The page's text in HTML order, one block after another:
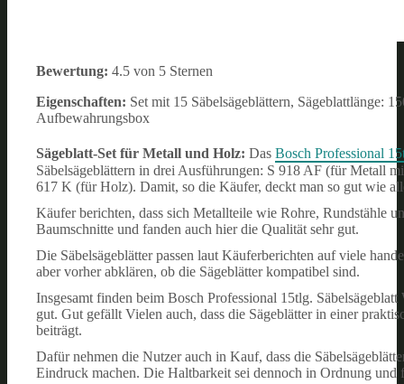
Bewertung: 4.5 von 5 Sternen
Eigenschaften: Set mit 15 Säbelsägeblättern, Sägeblattlänge:
Aufbewahrungsbox
Sägeblatt-Set für Metall und Holz: Das Bosch Professional
Säbelsägeblättern in drei Ausführungen: S 918 AF (für Metall
617 K (für Holz). Damit, so die Käufer, deckt man so gut wie
Käufer berichten, dass sich Metallteile wie Rohre, Rundstähle
Baumschnitte und fanden auch hier die Qualität sehr gut.
Die Säbelsägeblätter passen laut Käuferberichten auf viele
aber vorher abklären, ob die Sägeblätter kompatibel sind.
Insgesamt finden beim Bosch Professional 15tlg.
gut. Gut gefällt Vielen auch, dass die Sägeblätter in einer
beiträgt.
Dafür nehmen die Nutzer auch in Kauf, dass die
Eindruck machen. Die Haltbarkeit sei dennoch in Ordnung und